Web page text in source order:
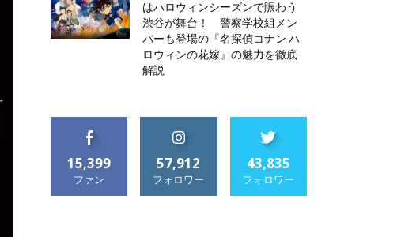
はハロウィンシーズンで賑わう
渋谷が舞台！ 警察学校組メン
バーも登場の『名探偵コナン ハ
ロウィンの花嫁』の魅力を徹底
解説
15,399
ファン
57,912
フォロワー
43,835
フォロワー